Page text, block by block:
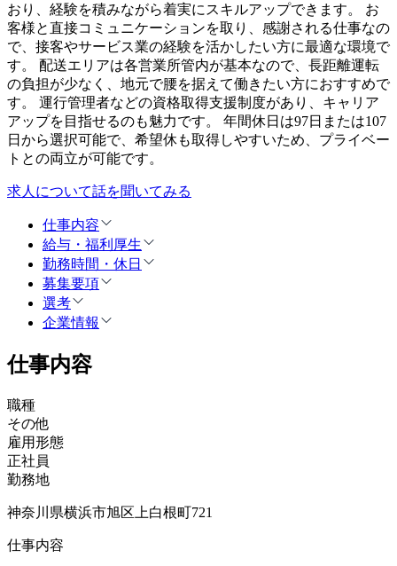
おり、経験を積みながら着実にスキルアップできます。 お
客様と直接コミュニケーションを取り、感謝される仕事なの
で、接客やサービス業の経験を活かしたい方に最適な環境で
す。 配送エリアは各営業所管内が基本なので、長距離運転
の負担が少なく、地元で腰を据えて働きたい方におすすめで
す。 運行管理者などの資格取得支援制度があり、キャリア
アップを目指せるのも魅力です。 年間休日は97日または107
日から選択可能で、希望休も取得しやすいため、プライベー
トとの両立が可能です。
求人について話を聞いてみる
仕事内容
給与・福利厚生
勤務時間・休日
募集要項
選考
企業情報
仕事内容
職種
その他
雇用形態
正社員
勤務地
神奈川県横浜市旭区上白根町721
仕事内容